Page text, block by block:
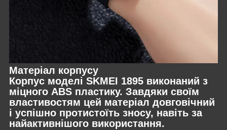
Матеріал корпусу
Корпус моделі SKMEI 1895 виконаний з
міцного ABS пластику. Завдяки своїм
властивостям цей матеріал довговічний
і успішно протистоїть зносу, навіть за
найактивнішого використання.